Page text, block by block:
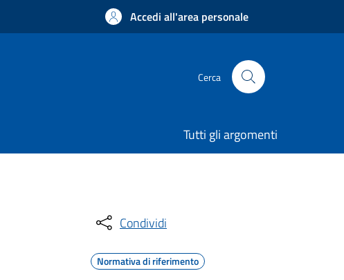
Accedi all'area personale
Cerca
Tutti gli argomenti
Condividi
Normativa di riferimento